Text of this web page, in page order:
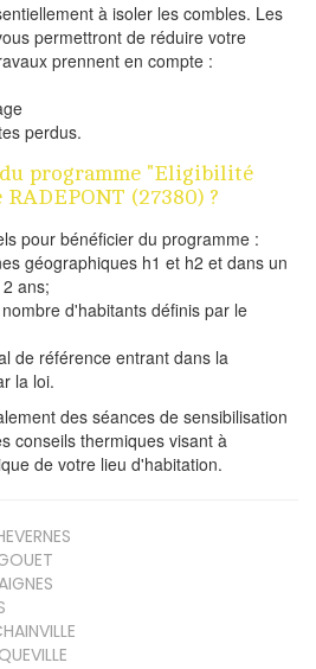
à isoler les combles. Les
permettront de réduire votre
prennent en compte :
perdus.
programme "Eligibilité
(27380) ?
pour bénéficier du programme :
géographiques h1 et h2 et dans un
ans;
d'habitants définis par le
de référence entrant dans la
la loi.
des séances de sensibilisation
conseils thermiques visant à
de votre lieu d'habitation.